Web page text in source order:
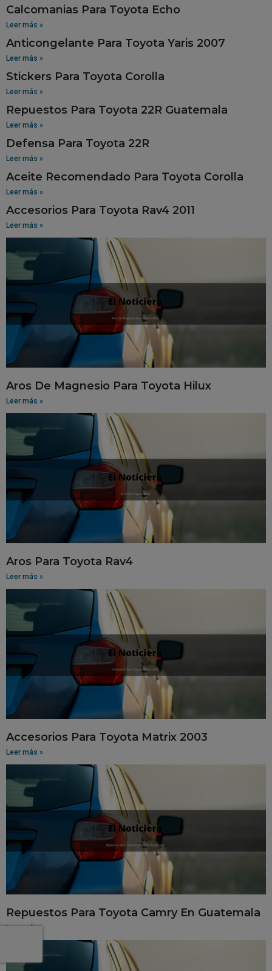
Calcomanias Para Toyota Echo
Leer más »
Anticongelante Para Toyota Yaris 2007
Leer más »
Stickers Para Toyota Corolla
Leer más »
Repuestos Para Toyota 22R Guatemala
Leer más »
Defensa Para Toyota 22R
Leer más »
Aceite Recomendado Para Toyota Corolla
Leer más »
Accesorios Para Toyota Rav4 2011
Leer más »
Aros De Magnesio Para Toyota Hilux
Leer más »
Aros Para Toyota Rav4
Leer más »
Accesorios Para Toyota Matrix 2003
Leer más »
Repuestos Para Toyota Camry En Guatemala
Leer más »